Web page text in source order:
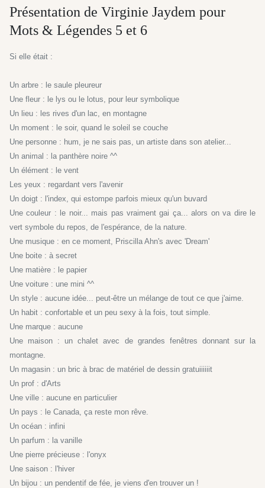
Présentation de Virginie Jaydem pour
Mots & Légendes 5 et 6
Si elle était :
Un arbre : le saule pleureur
Une fleur : le lys ou le lotus, pour leur symbolique
Un lieu : les rives d'un lac, en montagne
Un moment : le soir, quand le soleil se couche
Une personne : hum, je ne sais pas, un artiste dans son atelier...
Un animal : la panthère noire ^^
Un élément : le vent
Les yeux : regardant vers l'avenir
Un doigt : l'index, qui estompe parfois mieux qu'un buvard
Une couleur : le noir... mais pas vraiment gai ça... alors on va dire le
vert symbole du repos, de l'espérance, de la nature.
Une musique : en ce moment, Priscilla Ahn's avec 'Dream'
Une boite : à secret
Une matière : le papier
Une voiture : une mini ^^
Un style : aucune idée... peut-être un mélange de tout ce que j'aime.
Un habit : confortable et un peu sexy à la fois, tout simple.
Une marque : aucune
Une maison : un chalet avec de grandes fenêtres donnant sur la
montagne.
Un magasin : un bric à brac de matériel de dessin gratuiiiiiit
Un prof : d'Arts
Une ville : aucune en particulier
Un pays : le Canada, ça reste mon rêve.
Un océan : infini
Un parfum : la vanille
Une pierre précieuse : l'onyx
Une saison : l'hiver
Un bijou : un pendentif de fée, je viens d'en trouver un !